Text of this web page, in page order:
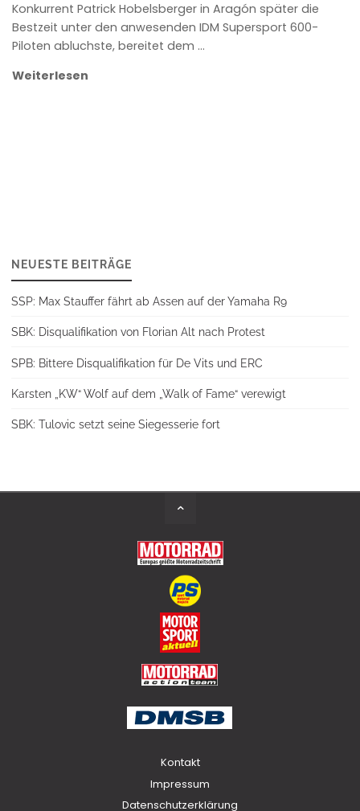
Konkurrent Patrick Hobelsberger in Aragón später die
Bestzeit unter den anwesenden IDM Supersport 600-
Piloten abluchste, bereitet dem …
Weiterlesen
NEUESTE BEITRÄGE
SSP: Max Stauffer fährt ab Assen auf der Yamaha R9
SBK: Disqualifikation von Florian Alt nach Protest
SPB: Bittere Disqualifikation für De Vits und ERC
Karsten „KW“ Wolf auf dem „Walk of Fame“ verewigt
SBK: Tulovic setzt seine Siegesserie fort
Kontakt
Impressum
Datenschutzerklärung
Back